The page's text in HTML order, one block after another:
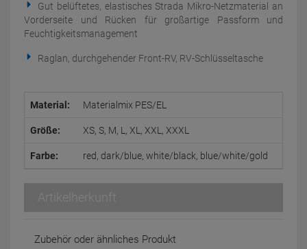
Gut belüftetes, elastisches Strada Mikro-Netzmaterial an
Vorderseite und Rücken für großartige Passform und
Feuchtigkeitsmanagement
Raglan, durchgehender Front-RV, RV-Schlüsseltasche
Material: Materialmix PES/EL
Größe: XS, S, M, L, XL, XXL, XXXL
Farbe: red, dark/blue, white/black, blue/white/gold
Artikelherkunft
Zubehör oder ähnliches Produkt